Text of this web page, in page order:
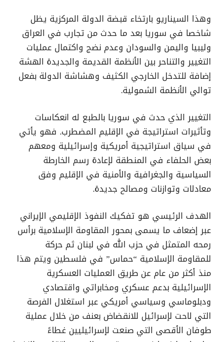
وهذا السيناريو بارتخاء قبضة الدولة المركزية يظل
شاخصا في سوريا بعد ما حدث من تجارب في العراق
وليبيا واليمن والسودان وعدم نضج واكتمال عمليات
التغيير والتناحر بين الأنظمة القديمة والجديدة الهشة
إضافة للتدخل الخارجي الكثيف وهشاشة الدولة بفعل
توالي الأنظمة الشمولية.
التغيير الذي حدث في سوريا بالطبع له انعكاسات
وتأثيرات استراتيجة في الإقليم المضطرب. فهو يأتي
في سياق استراتيجية أمريكية وإسرائيلية ومعهم
بعض الحلفاء في المنطقة لإعادة رسم الخارطة
السياسية والجغرافية والأمنية في الإقليم وفق
معادلات وتوازنات ومصالح جديدة.
الهدف الرئيسي هو تفكيك النفوذ الإقليمي الإيراني
عبر إضعاف ما يسمى بمحور المقاومة الإسلامية برأس
رمحه المتمثل في حزب الله في لبنان ثم حركة
للمقاومة الإسلامية “حماس” في فلسطين ويتم هذا
منذ أكثر من عام عن طريق العمليات العسكرية
الإسرائيلية بدعم عسكري ومخابراتي واقتصادي
ودبلوماسي وسياسي أمريكي عبر استغلال الفرصة
التي لاحت لإسرائيل للانقضاض بعنف من خلال عملية
طوفان الأقصى التي صنعت لإسرائيليين غطاءً